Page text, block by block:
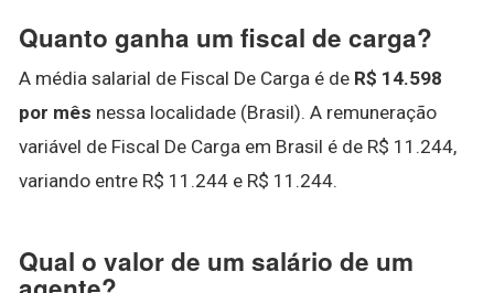
Quanto ganha um fiscal de carga?
A média salarial de Fiscal De Carga é de R$ 14.598
por mês nessa localidade (Brasil). A remuneração
variável de Fiscal De Carga em Brasil é de R$ 11.244,
variando entre R$ 11.244 e R$ 11.244.
Qual o valor de um salário de um